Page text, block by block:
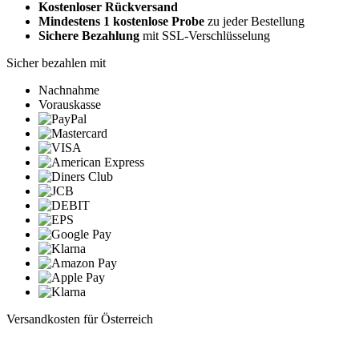
Kostenloser Rückversand
Mindestens 1 kostenlose Probe zu jeder Bestellung
Sichere Bezahlung mit SSL-Verschlüsselung
Sicher bezahlen mit
Nachnahme
Vorauskasse
Versandkosten für Österreich